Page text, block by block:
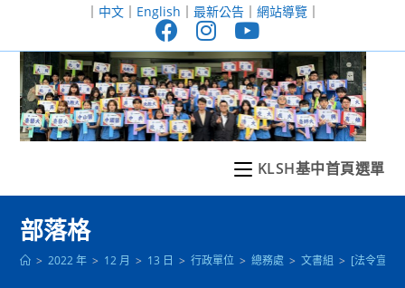
至
｜ 中文｜ English ｜ 最新公告｜ 網站導覽｜
KLSH基中首頁選單
部落格
> 2022 年 > 12 月 > 13 日 > 行政單位 > 總務處 > 文書組 > [法令宣導]